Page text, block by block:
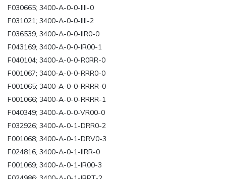
F030665; 3400-A-0-0-IIII-0
F031021; 3400-A-0-0-IIII-2
F036539; 3400-A-0-0-IIR0-0
F043169; 3400-A-0-0-IR00-1
F040104; 3400-A-0-0-R0RR-0
F001067; 3400-A-0-0-RRR0-0
F001065; 3400-A-0-0-RRRR-0
F001066; 3400-A-0-0-RRRR-1
F040349; 3400-A-0-0-VR00-0
F032926; 3400-A-0-1-DRR0-2
F001068; 3400-A-0-1-DRV0-3
F024816; 3400-A-0-1-IIRR-0
F001069; 3400-A-0-1-IR00-3